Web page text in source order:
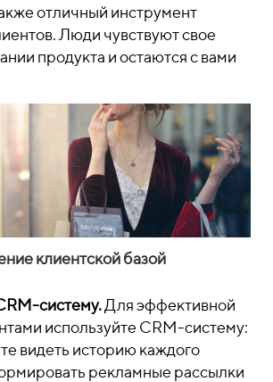
отличный инструмент
Люди чувствуют свое
продукта и остаются с вами
клиентской базой
систему.Для эффективной
используйте CRM-систему:
видеть историю каждого
рекламные рассылки